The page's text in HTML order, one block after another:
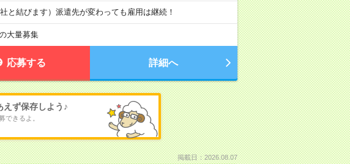
と結びます）派遣先が変わっても雇用は継続！
大量募集
応募する 詳細へ
えず保存しよう♪
できるよ。
掲載日：2026.08.07